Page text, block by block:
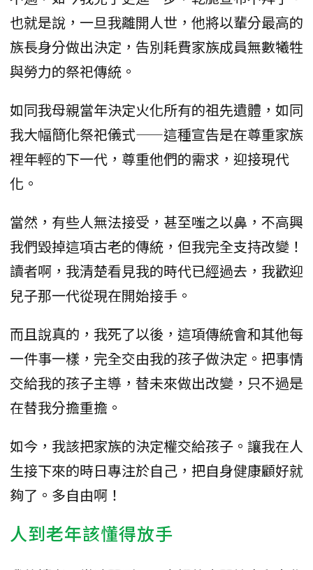
也就是說，一旦我離開人世，他將以輩分最高的
族長身分做出決定，告別耗費家族成員無數犧牲
與勞力的祭祀傳統。
如同我母親當年決定火化所有的祖先遺體，如同
我大幅簡化祭祀儀式——這種宣告是在尊重家族
裡年輕的下一代，尊重他們的需求，迎接現代
化。
當然，有些人無法接受，甚至嗤之以鼻，不高興
我們毀掉這項古老的傳統，但我完全支持改變！
讀者啊，我清楚看見我的時代已經過去，我歡迎
兒子那一代從現在開始接手。
而且說真的，我死了以後，這項傳統會和其他每
一件事一樣，完全交由我的孩子做決定。把事情
交給我的孩子主導，替未來做出改變，只不過是
在替我分擔重擔。
如今，我該把家族的決定權交給孩子。讓我在人
生接下來的時日專注於自己，把自身健康顧好就
夠了。多自由啊！
人到老年該懂得放手